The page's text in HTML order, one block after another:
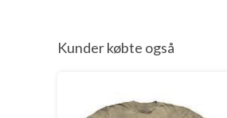
Kunder købte også